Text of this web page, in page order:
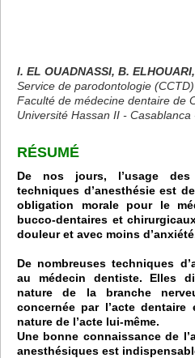
I. EL OUADNASSI, B.
Service de parodontologie (CCTD)
Faculté de médecine dentaire de
Université Hassan II - Casablanca
RÉSUMÉ
De nos jours, l’usage
techniques d’anesthésie est
obligation morale pour le
bucco-dentaires et
douleur et avec moins
De nombreuses techniques
au médecin dentiste. Elles
nature de la branche
concernée par l’acte
nature de l’acte lui-même.
Une bonne connaissance de
anesthésiques est